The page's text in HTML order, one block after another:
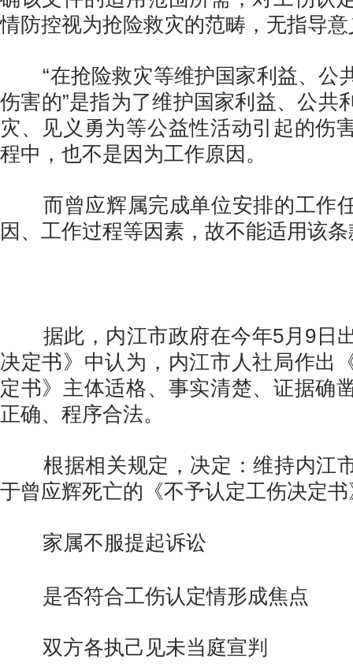
情防控视为抢险救灾的范畴，无指导
“在抢险救灾等维护国家利益、公
伤害的”是指为了维护国家利益、公共
灾、见义勇为等公益性活动引起的伤
程中，也不是因为工作原因。
而曾应辉属完成单位安排的工作
因、工作过程等因素，故不能适用该
据此，内江市政府在今年5月9日
决定书》中认为，内江市人社局作出
定书》主体适格、事实清楚、证据确
正确、程序合法。
根据相关规定，决定：维持内江
于曾应辉死亡的《不予认定工伤决定书
家属不服提起诉讼
是否符合工伤认定情形成焦点
双方各执己见未当庭宣判